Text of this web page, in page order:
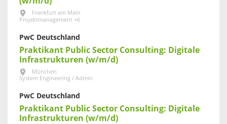
Frankfurt am Main
Projektmanagement +6
PwC Deutschland
Praktikant Public Sector Consulting: Digitale
Infrastrukturen (w/m/d)
München
System Engineering / Admin
PwC Deutschland
Praktikant Public Sector Consulting: Digitale
Infrastrukturen (w/m/d)